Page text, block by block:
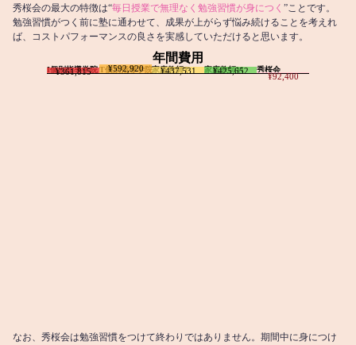
秀桜会の最大の特徴は“毎日授業で無理なく勉強習慣が身につく ”ことです。
勉強習慣がつく前に塾に通わせて、成果が上がらず悩み続けることを考えれ
ば、コストパフォーマンスの良さを実感していただけると思います。
年間費用
I個別指導学院
¥361,815 T個別指導学院
¥592,920 家庭教師T
¥437,531 家庭教師M
¥425,652 秀桜会
¥92,400
なお、秀桜会は勉強習慣をつけて終わりではありません。期間中に身につけ